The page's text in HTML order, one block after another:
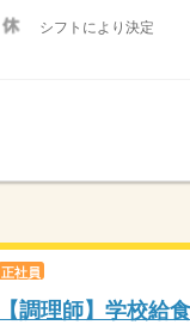
シフトにより決定
正社員
【調理師】学校給